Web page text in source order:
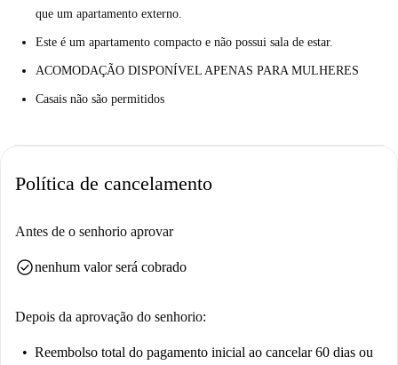
que um apartamento externo.
Este é um apartamento compacto e não possui sala de estar.
ACOMODAÇÃO DISPONÍVEL APENAS PARA MULHERES
Casais não são permitidos
Política de cancelamento
Antes de o senhorio aprovar
check_circlenenhum valor será cobrado
Depois da aprovação do senhorio:
Reembolso total do pagamento inicial ao cancelar 60 dias ou